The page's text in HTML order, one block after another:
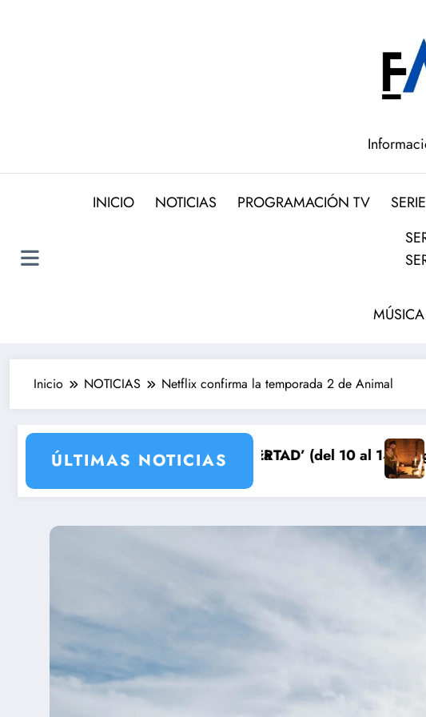
INICIO NOTICIAS PROGRAMACIÓN TV
MÚSICA
Inicio NOTICIAS Netflix confirma la temporada 2 de Animal
ÚLTIMAS NOTICIAS
su venganza
DE LIBERTAD’ (del 10 al 14de agosto): el secreto de
Avance VALLE